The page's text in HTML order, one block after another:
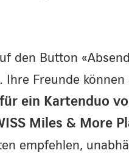
den Button
Freunde
ein Kartenduo
Miles & More
empfehlen,